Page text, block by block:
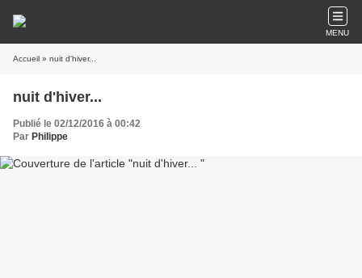
MENU
Accueil » nuit d'hiver...
nuit d'hiver...
Publié le 02/12/2016 à 00:42
Par Philippe